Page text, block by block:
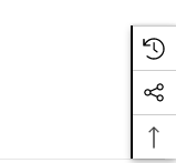
DE ACEITE
DE FILTRO